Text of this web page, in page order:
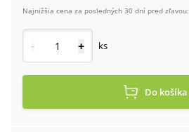
Najnižšia cena za posledných 30 dní pred zľavou:
- + ks
Do košíka